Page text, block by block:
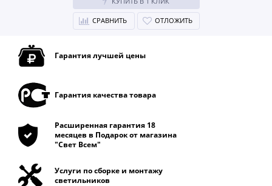
СРАВНИТЬ ОТЛОЖИТЬ
Гарантия лучшей цены
Гарантия качества товара
Расширенная гарантия 18
месяцев в Подарок от магазина
"Свет Всем"
Услуги по сборке и монтажу
светильников